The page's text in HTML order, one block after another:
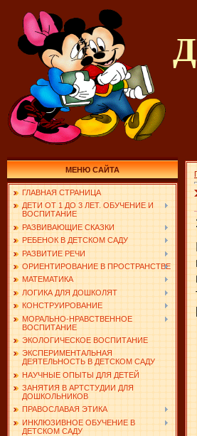
МЕНЮ САЙТА
ГЛАВНАЯ СТРАНИЦА
ДЕТИ ОТ 1 ДО 3 ЛЕТ. ОБУЧЕНИЕ И
ВОСПИТАНИЕ
РАЗВИВАЮЩИЕ СКАЗКИ
РЕБЕНОК В ДЕТСКОМ САДУ
РАЗВИТИЕ РЕЧИ
ОРИЕНТИРОВАНИЕ В ПРОСТРАНСТВЕ
МАТЕМАТИКА
ЛОГИКА ДЛЯ ДОШКОЛЯТ
КОНСТРУИРОВАНИЕ
МОРАЛЬНО-НРАВСТВЕННОЕ
ВОСПИТАНИЕ
ЭКОЛОГИЧЕСКОЕ ВОСПИТАНИЕ
ЭКСПЕРИМЕНТАЛЬНАЯ
ДЕЯТЕЛЬНОСТЬ В ДЕТСКОМ САДУ
НАУЧНЫЕ ОПЫТЫ ДЛЯ ДЕТЕЙ
ЗАНЯТИЯ В АРТСТУДИИ ДЛЯ
ДОШКОЛЬНИКОВ
ПРАВОСЛАВАЯ ЭТИКА
ИНКЛЮЗИВНОЕ ОБУЧЕНИЕ В
ДЕТСКОМ САДУ